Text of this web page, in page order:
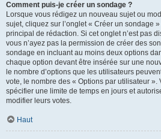
Comment puis-je créer un sondage ?
Lorsque vous rédigez un nouveau sujet ou
sujet, cliquez sur l’onglet « Créer un sondage
principal de rédaction. Si cet onglet n’est pas
vous n’ayez pas la permission de créer des
sondage en incluant au moins deux options
chaque option devant être insérée sur une
le nombre d’options que les utilisateurs
vote, le nombre des « Options par utilisateur ».
spécifier une limite de temps en jours et
modifier leurs votes.
Haut